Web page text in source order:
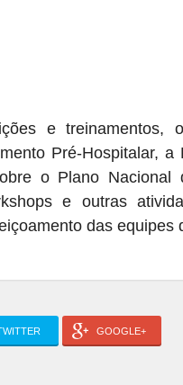
e treinamentos,
Pré-Hospitalar,
o Plano
e outras
das equipes
GOOGLE+